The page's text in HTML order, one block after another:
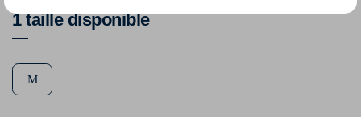
1 taille disponible
M